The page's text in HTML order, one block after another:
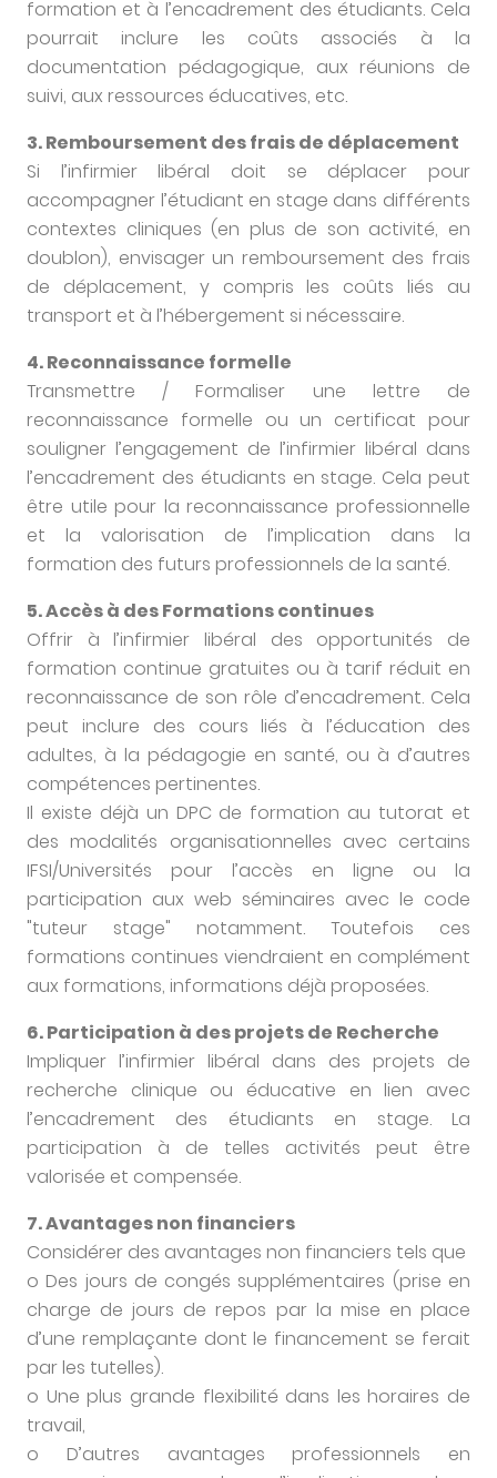
formation et à l’encadrement des étudiants. Cela
pourrait inclure les coûts associés à la
documentation pédagogique, aux réunions de
suivi, aux ressources éducatives, etc.
3. Remboursement des frais de déplacement
Si l’infirmier libéral doit se déplacer pour
accompagner l’étudiant en stage dans différents
contextes cliniques (en plus de son activité, en
doublon), envisager un remboursement des frais
de déplacement, y compris les coûts liés au
transport et à l’hébergement si nécessaire.
4. Reconnaissance formelle
Transmettre / Formaliser une lettre de
reconnaissance formelle ou un certificat pour
souligner l’engagement de l’infirmier libéral dans
l’encadrement des étudiants en stage. Cela peut
être utile pour la reconnaissance professionnelle
et la valorisation de l’implication dans la
formation des futurs professionnels de la santé.
5. Accès à des Formations continues
Offrir à l’infirmier libéral des opportunités de
formation continue gratuites ou à tarif réduit en
reconnaissance de son rôle d’encadrement. Cela
peut inclure des cours liés à l’éducation des
adultes, à la pédagogie en santé, ou à d’autres
compétences pertinentes.
Il existe déjà un DPC de formation au tutorat et
des modalités organisationnelles avec certains
IFSI/Universités pour l’accès en ligne ou la
participation aux web séminaires avec le code
"tuteur stage" notamment. Toutefois ces
formations continues viendraient en complément
aux formations, informations déjà proposées.
6. Participation à des projets de Recherche
Impliquer l’infirmier libéral dans des projets de
recherche clinique ou éducative en lien avec
l’encadrement des étudiants en stage. La
participation à de telles activités peut être
valorisée et compensée.
7. Avantages non financiers
Considérer des avantages non financiers tels que
o Des jours de congés supplémentaires (prise en
charge de jours de repos par la mise en place
d’une remplaçante dont le financement se ferait
par les tutelles).
o Une plus grande flexibilité dans les horaires de
travail,
o D’autres avantages professionnels en